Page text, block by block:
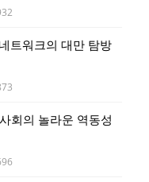
트워크의 대만 탐방
회의 놀라운 역동성